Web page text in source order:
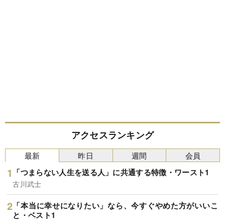
アクセスランキング
最新
「つまらない人生を送る人」に共通する特徴・ワースト1
古川武士
「本当に幸せになりたい」なら、今すぐやめた方がいいこ
と・ベスト1
昨日 週間 会員